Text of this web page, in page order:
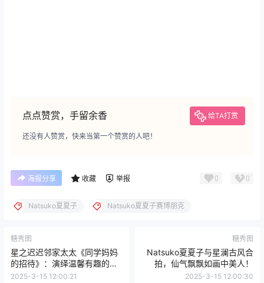
点点赞赏，手留余香 给TA打赏
还没有人赞赏，快来当第一个赞赏的人吧！
海报分享 收藏 举报 0 0
Natsuko夏夏子 Natsuko夏夏子赛博朋克
糖秀图
星之迟迟邻家太太《同学妈妈
的招待》：演绎温馨有趣的别
样故事
2025-3-15 12:00:21
糖秀图
Natsuko夏夏子与星澜古风合
拍，仙气飘飘如画中美人！
2025-3-15 12:00:30